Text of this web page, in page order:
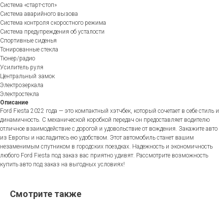
Система «старт-стоп»
Система аварийного вызова
Система контроля скоростного режима
Система предупреждения об усталости
Спортивные сиденья
Тонированные стекла
Тюнер/радио
Усилитель руля
Центральный замок
Электрозеркала
Электростекла
Описание
Ford Fiesta 2022 года — это компактный хэтчбек, который сочетает в себе стиль и
динамичность. С механической коробкой передач он предоставляет водителю
отличное взаимодействие с дорогой и удовольствие от вождения. Закажите авто
из Европы и насладитесь ею удобством. Этот автомобиль станет вашим
незаменимым спутником в городских поездках. Надежность и экономичность
любого Ford Fiesta под заказ вас приятно удивят. Рассмотрите возможность
купить авто под заказ на выгодных условиях!
Смотрите также